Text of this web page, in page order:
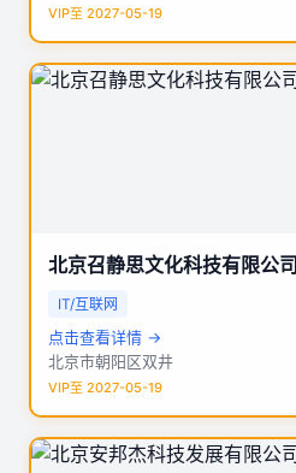
VIP至 2027-05-19
北京召静思文化科技有限公司
IT/互联网
点击查看详情 →
北京市朝阳区双井
VIP至 2027-05-19